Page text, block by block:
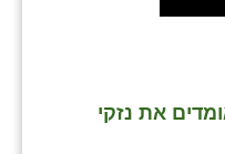
את נזקי